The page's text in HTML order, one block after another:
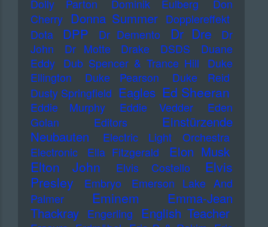
Dolly Parton
Dominik Eulberg
Don
Cherry Donna Summer Dopplereffekt
Dota
DPP Dr Demento Dr Dre
Dr
John
Dr Motte Drake DSDS
Duane
Eddy
Dub Spencer & Trance Hill
Duke
Ellington
Duke Pearson
Duke Reid
Dusty Springfield Eagles Ed Sheeran
Eddie Murphy Eddie Vedder
Eden
Golan
Editors
Einstürzende
Neubauten
Electric Light Orchestra
Electronic
Ella Fitzgerald Elon Musk
Elton John Elvis Costello
Elvis
Presley
Embryo
Emerson Lake And
Palmer
Eminem
Emma-Jean
Thackray
Engerling English Teacher